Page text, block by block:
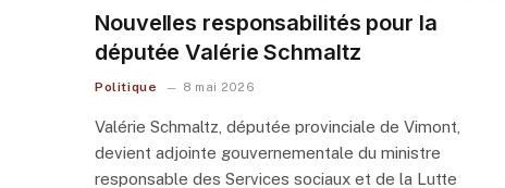
Nouvelles responsabilités pour la
députée Valérie Schmaltz
Politique 8 mai 2026
Valérie Schmaltz, députée provinciale de Vimont,
devient adjointe gouvernementale du ministre
responsable des Services sociaux et de la Lutte